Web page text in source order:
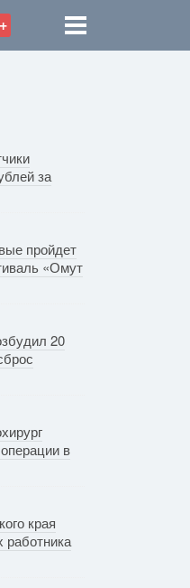
за
пройдет
«Омут
20
в
края
работника